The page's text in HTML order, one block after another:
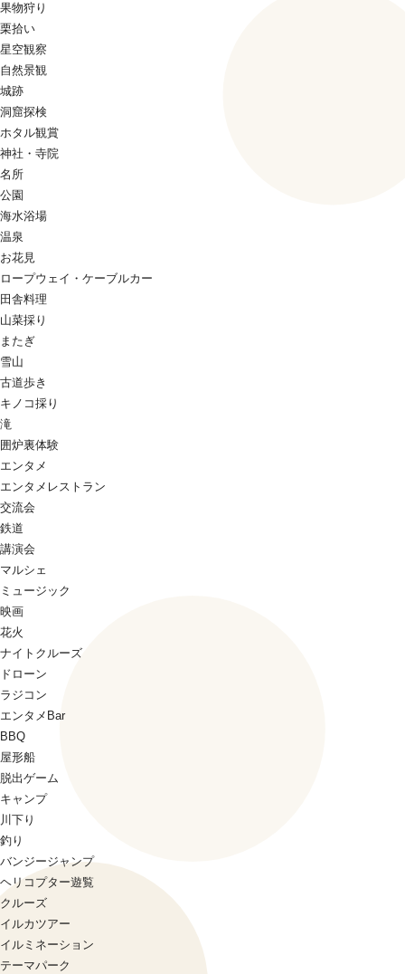
果物狩り
栗拾い
星空観察
自然景観
城跡
洞窟探検
ホタル観賞
神社・寺院
名所
公園
海水浴場
温泉
お花見
ロープウェイ・ケーブルカー
田舎料理
山菜採り
またぎ
雪山
古道歩き
キノコ採り
滝
囲炉裏体験
エンタメ
エンタメレストラン
交流会
鉄道
講演会
マルシェ
ミュージック
映画
花火
ナイトクルーズ
ドローン
ラジコン
エンタメBar
BBQ
屋形船
脱出ゲーム
キャンプ
川下り
釣り
バンジージャンプ
ヘリコプター遊覧
クルーズ
イルカツアー
イルミネーション
テーマパーク